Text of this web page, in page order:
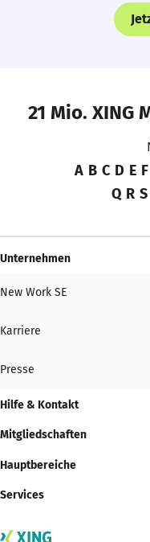
21 Mio. XING
A B C D E F
Q R S
Unternehmen
New Work SE
Karriere
Presse
Hilfe & Kontakt
Mitgliedschaften
Hauptbereiche
Services